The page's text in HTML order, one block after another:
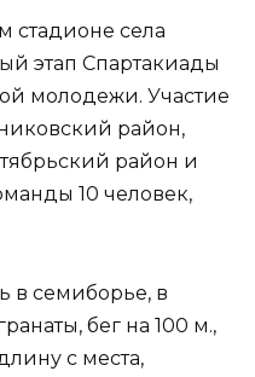
стадионе села
этап Спартакиады
молодежи. Участие
район,
район и
10 человек,
в семиборье, в
бег на 100 м.,
с места,